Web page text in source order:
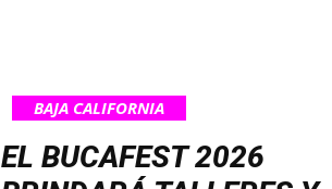
BAJA CALIFORNIA
EL BUCAFEST 2026